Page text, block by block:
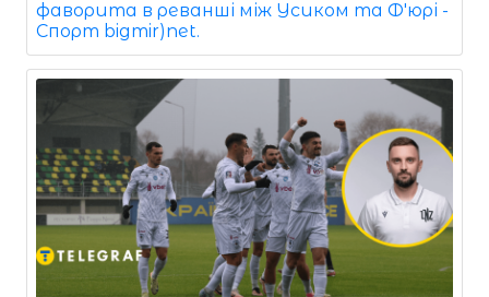
фаворита в реванші між Усиком та Ф'юрі -
Спорт bigmir)net.